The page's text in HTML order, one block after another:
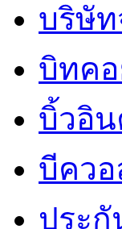
บริษั
บิทคอ
บิ้วอิ
บีควอ
ประกั